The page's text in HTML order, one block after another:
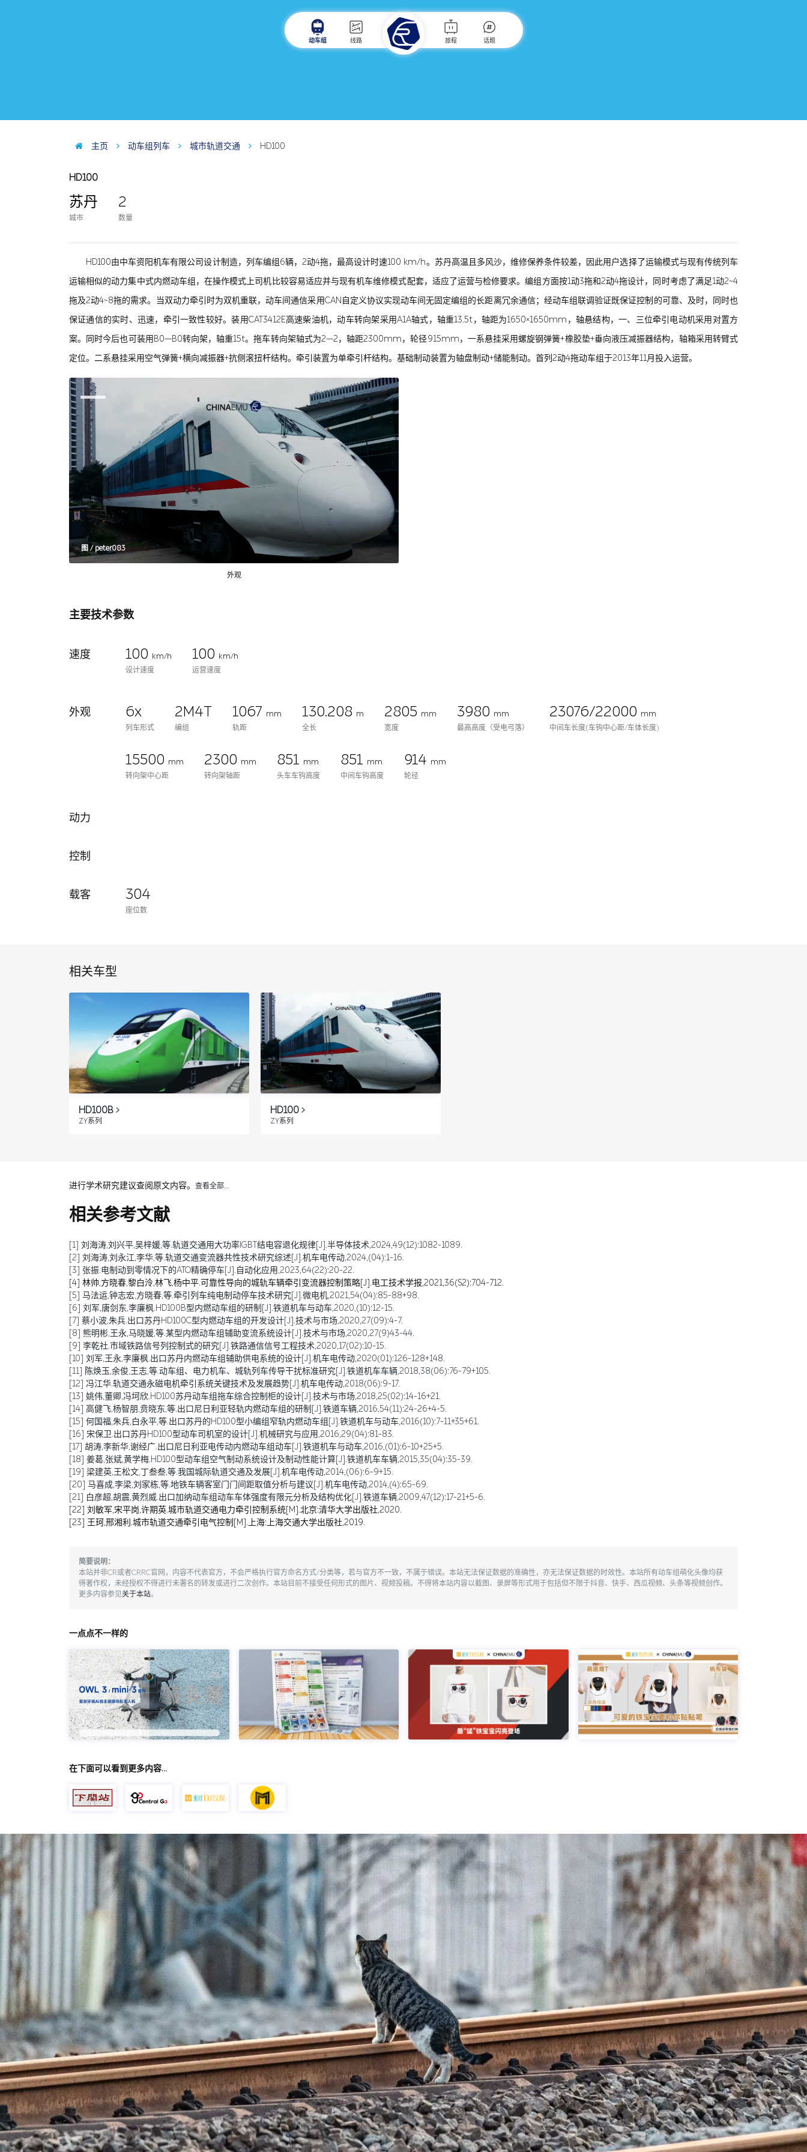
动车组 线路 旅程 话题
主页 动车组列车 城市轨道交通 HD100
HD100
苏丹
城市
2
数量
HD100由中车资阳机车有限公司设计制造，列车编组6辆，2动4拖，最高设计时速100 km/h。苏丹高温且多风沙，维修保养条件较差，因此用户选择了运输模式与现有传统列车
运输相似的动力集中式内燃动车组，在操作模式上司机比较容易适应并与现有机车维修模式配套，适应了运营与检修要求。编组方面按1动3拖和2动4拖设计，同时考虑了满足1动2~4
拖及2动4~8拖的需求。当双动力牵引时为双机重联，动车间通信采用CAN自定义协议实现动车间无固定编组的长距离冗余通信；经动车组联调验证既保证控制的可靠、及时，同时也
保证通信的实时、迅速，牵引一致性较好。装用CAT3412E高速柴油机，动车转向架采用A1A轴式，轴重13.5t，轴距为1650×1650mm，轴悬结构，一、三位牵引电动机采用对置方
案。同时今后也可装用B0—B0转向架，轴重15t。拖车转向架轴式为2—2，轴距2300mm，轮径915mm，一系悬挂采用螺旋钢弹簧+橡胶垫+垂向液压减振器结构，轴箱采用转臂式
定位。二系悬挂采用空气弹簧+横向减振器+抗侧滚扭杆结构。牵引装置为单牵引杆结构。基础制动装置为轴盘制动+储能制动。首列2动4拖动车组于2013年11月投入运营。
图 / peter083
外观
主要技术参数
速度 100 km/h
设计速度
100 km/h
运营速度
外观 6x
列车形式
2M4T
编组
1067 mm
轨距
130.208 m
全长
2805 mm
宽度
3980 mm
最高高度（受电弓落）
23076/22000 mm
中间车长度(车钩中心距/车体长度)
15500 mm
转向架中心距
2300 mm
转向架轴距
851 mm
头车车钩高度
851 mm
中间车钩高度
914 mm
轮径
动力
控制
载客 304
座位数
相关车型
HD100B
ZY系列
HD100
ZY系列
进行学术研究建议查阅原文内容。 查看全部…
相关参考文献
[1] 刘海涛,刘兴平,吴梓媛,等.轨道交通用大功率IGBT结电容退化规律[J].半导体技术,2024,49(12):1082-1089.
[2] 刘海涛,刘永江,李华,等.轨道交通变流器共性技术研究综述[J].机车电传动,2024,(04):1-16.
[3] 张振.电制动到零情况下的ATO精确停车[J].自动化应用,2023,64(22):20-22.
[4] 林帅,方晓春,黎白泠,林飞,杨中平.可靠性导向的城轨车辆牵引变流器控制策略[J].电工技术学报,2021,36(S2):704-712.
[5] 马法运,钟志宏,方晓春,等.牵引列车纯电制动停车技术研究[J].微电机,2021,54(04):85-88+98.
[6] 刘军,唐剑东,李廉枫.HD100B型内燃动车组的研制[J].铁道机车与动车,2020,(10):12-15.
[7] 蔡小波,朱兵.出口苏丹HD100C型内燃动车组的开发设计[J].技术与市场,2020,27(09):4-7.
[8] 熊明彬,王永,马晓媛,等.某型内燃动车组辅助变流系统设计[J].技术与市场,2020,27(9)43-44.
[9] 李乾社.市域铁路信号列控制式的研究[J].铁路通信信号工程技术,2020,17(02):10-15.
[10] 刘军,王永,李廉枫.出口苏丹内燃动车组辅助供电系统的设计[J].机车电传动,2020(01):126-128+148.
[11] 陈焕玉,余俊,王志,等.动车组、电力机车、城轨列车传导干扰标准研究[J].铁道机车车辆,2018,38(06):76-79+105.
[12] 冯江华.轨道交通永磁电机牵引系统关键技术及发展趋势[J].机车电传动,2018(06):9-17.
[13] 姚伟,董卿,冯坷欣.HD100苏丹动车组拖车综合控制柜的设计[J].技术与市场,2018,25(02):14-16+21.
[14] 高健飞,杨智朋,贲晓东,等.出口尼日利亚轻轨内燃动车组的研制[J].铁道车辆,2016,54(11):24-26+4-5.
[15] 何国福,朱兵,白永平,等.出口苏丹的HD100型小编组窄轨内燃动车组[J].铁道机车与动车,2016(10):7-11+35+61.
[16] 宋保卫.出口苏丹HD100型动车司机室的设计[J].机械研究与应用,2016,29(04):81-83.
[17] 胡涛,李新华,谢经广.出口尼日利亚电传动内燃动车组动车[J].铁道机车与动车,2016,(01):6-10+25+5.
[18] 姜葛,张斌,黄学梅.HD100型动车组空气制动系统设计及制动性能计算[J].铁道机车车辆,2015,35(04):35-39.
[19] 梁建英,王松文,丁叁叁,等.我国城际轨道交通及发展[J].机车电传动,2014,(06):6-9+15.
[20] 马喜成,李梁,刘家栋,等.地铁车辆客室门门间距取值分析与建议[J].机车电传动,2014,(4):65-69.
[21] 白彦超,胡震,黄烈威.出口加纳动车组动车车体强度有限元分析及结构优化[J].铁道车辆,2009,47(12):17-21+5-6.
[22] 刘敏军,宋平岗,许期英.城市轨道交通电力牵引控制系统[M].北京:清华大学出版社,2020.
[23] 王珂,邢湘利.城市轨道交通牵引电气控制[M].上海:上海交通大学出版社,2019.
简要说明：
本站并非CR或者CRRC官网，内容不代表官方，不会严格执行官方命名方式/分类等，若与官方不一致，不属于错误。本站无法保证数据的准确性，亦无法保证数据的时效性。本站所有动车组萌化头像均获
得著作权，未经授权不得进行未署名的转发或进行二次创作。本站目前不接受任何形式的图片、视频投稿。不得将本站内容以截图、录屏等形式用于包括但不限于抖音、快手、西瓜视频、头条等视频创作。
更多内容参见关于本站。
一点点不一样的
在下面可以看到更多内容…